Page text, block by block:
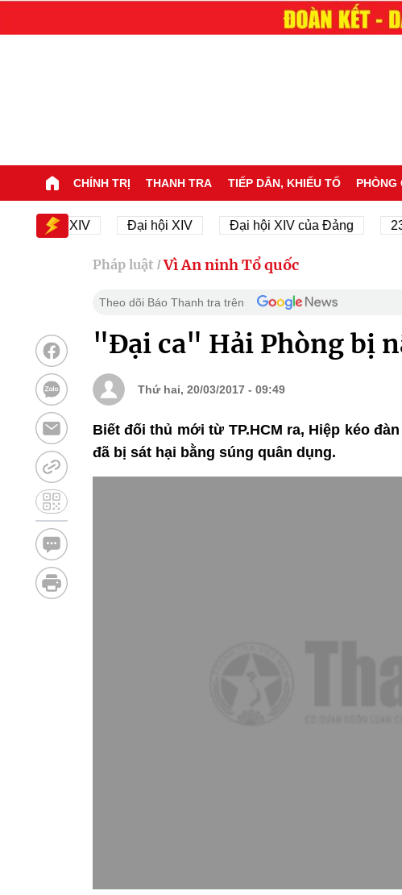
CHÍNH TRỊ THANH TRA TIẾP DÂN, KHIẾU TỐ PHÒNG
hội XIV Đại hội XIV Đại hội XIV của Đảng 23/11/
Pháp luật / Vì An ninh Tổ quốc
Theo dõi Báo Thanh tra trên
"Đại ca" Hải Phòng bị
Thứ hai, 20/03/2017 - 09:49
Biết đối thủ mới từ TP.HCM ra, Hiệp kéo
đã bị sát hại bằng súng quân dụng.